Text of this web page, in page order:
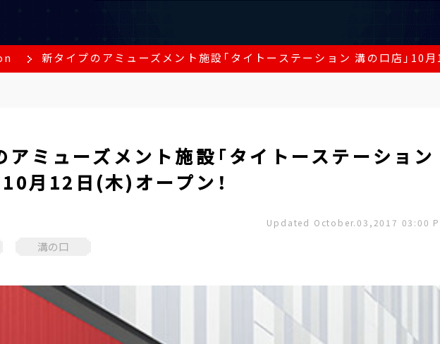
新タイプのアミューズメント施設「タイトーステーション 溝の口店」10
アミューズメント施設「タイトーステーション
10月12日(木)オープン！
Updated October.03,2017 03:00
溝の口